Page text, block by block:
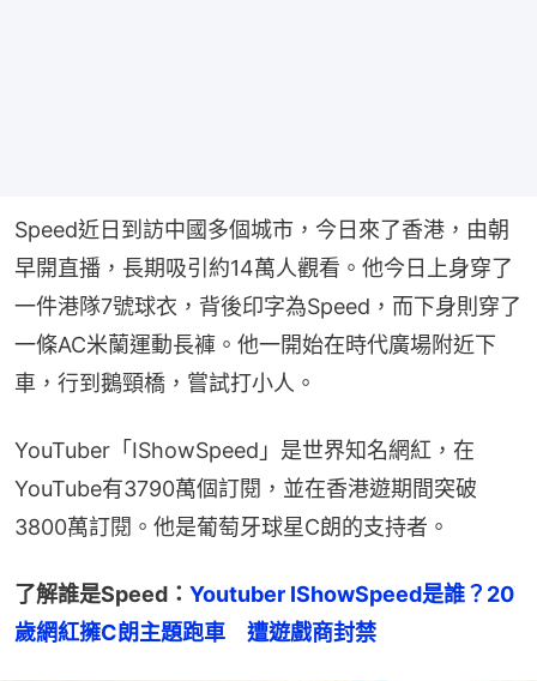
Speed近日到訪中國多個城市，今日來了香港，由朝
早開直播，長期吸引約14萬人觀看。他今日上身穿了
一件港隊7號球衣，背後印字為Speed，而下身則穿了
一條AC米蘭運動長褲。他一開始在時代廣場附近下
車，行到鵝頸橋，嘗試打小人。
YouTuber「IShowSpeed」是世界知名網紅，在
YouTube有3790萬個訂閱，並在香港遊期間突破
3800萬訂閱。他是葡萄牙球星C朗的支持者。
了解誰是Speed： Youtuber IShowSpeed是誰？20
歲網紅擁C朗主題跑車　遭遊戲商封禁